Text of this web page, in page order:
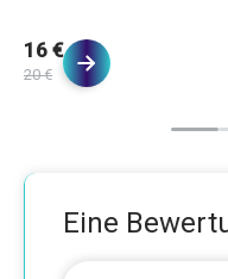
16 €
20 €
Eine